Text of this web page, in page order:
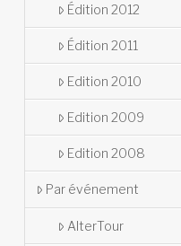
Édition 2012
Édition 2011
Edition 2010
Edition 2009
Edition 2008
Par événement
AlterTour